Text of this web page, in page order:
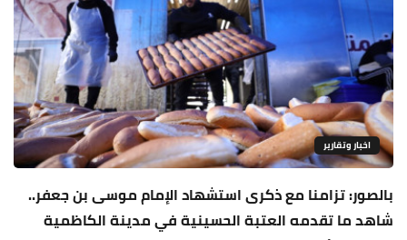
اخبار وتقارير
بالصور: تزامنا مع ذكرى استشهاد الإمام موسى بن جعفر..
شاهد ما تقدمه العتبة الحسينية في مدينة الكاظمية